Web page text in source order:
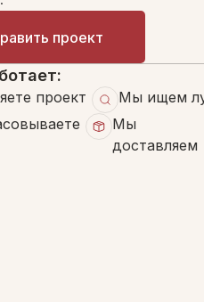
проект
проект
Мы ищем
Мы
доставляем